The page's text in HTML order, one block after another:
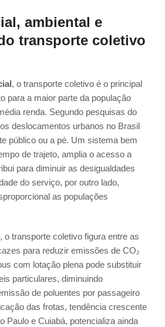
ambiental e
transporte coletivo
, o transporte coletivo é o principal
para a maior parte da população
renda. Segundo pesquisas do
deslocamentos urbanos no Brasil
público ou a pé. Um sistema bem
de trajeto, amplia o acesso a
para diminuir as desigualdades
do serviço, por outro lado,
as populações
, o transporte coletivo figura entre as
para reduzir emissões de CO₂
com lotação plena pode substituir
particulares, diminuindo
de poluentes por passageiro
das frotas, tendência crescente
Paulo e Cuiabá, potencializa ainda